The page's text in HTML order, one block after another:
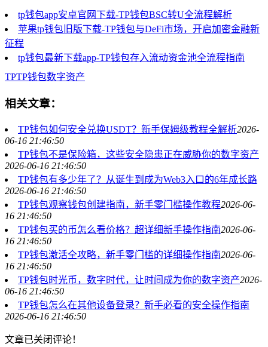
tp钱包app安卓官网下载-TP钱包BSC转U全流程解析
苹果tp钱包旧版下载-TP钱包与DeFi市场，开启加密金融新
征程
tp钱包最新下载app-TP钱包存入流动资金池全流程指南
TPTP钱包数字资产
相关文章：
TP钱包如何安全兑换USDT？新手保姆级教程全解析2026-
06-16 21:46:50
TP钱包不是保险箱，这些安全隐患正在威胁你的数字资产
2026-06-16 21:46:50
TP钱包有多少年了？从诞生到成为Web3入口的6年成长路
2026-06-16 21:46:50
TP钱包观察钱包创建指南，新手零门槛操作教程2026-06-
16 21:46:50
TP钱包买的币怎么看价格？超详细新手操作指南2026-06-
16 21:46:50
TP钱包激活全攻略，新手零门槛的详细操作指南2026-06-
16 21:46:50
TP钱包时光币，数字时代，让时间成为你的数字资产2026-
06-16 21:46:50
TP钱包怎么在其他设备登录？新手必看的安全操作指南
2026-06-16 21:46:50
文章已关闭评论！